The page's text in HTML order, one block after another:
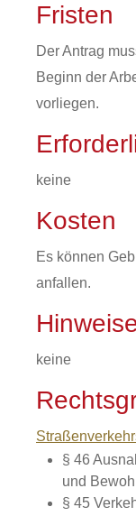
Fristen
Der Antrag
Beginn der
vorliegen.
keine
Kosten
Es können
anfallen.
keine
§ 46
und
§ 45